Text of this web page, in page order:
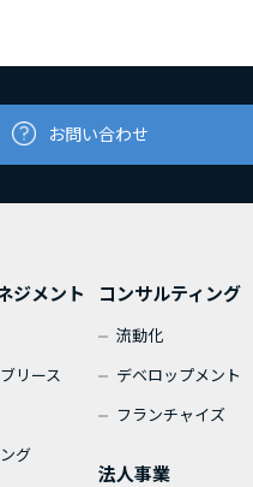
お問い合わせ
ジメント
リース
グ
コンサルティング
流動化
デベロップメント
フランチャイズ
法人事業